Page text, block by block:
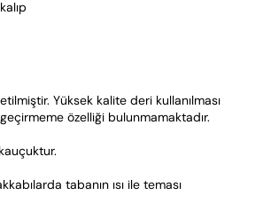
Yüksek kalite deri kullanılması
özelliği bulunmamaktadır.
tabanın ısı ile teması